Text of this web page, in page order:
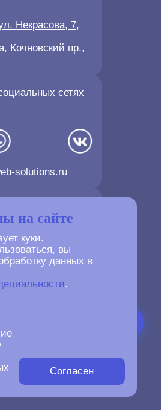
на сайте
куки.
вы
данных в
.
Согласен
2026
Solutions.ru.
right reserved.
сетях
solutions.ru
Некрасова, 7,
Кочновский пр.,
730
61-84